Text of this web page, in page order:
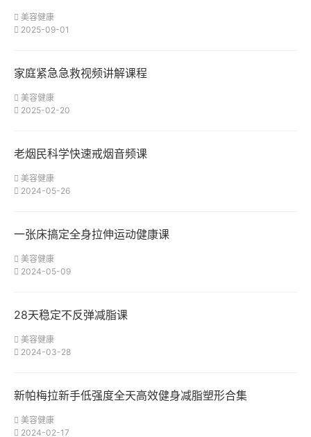
美容健康
2025-09-01
家庭紧急急救视频讲解课程
美容健康
2025-02-20
老烟民科学快速戒烟音频课
美容健康
2024-05-26
一张床搞定全身拉伸运动健康课
美容健康
2024-05-09
28天稳定不反弹减脂课
美容健康
2024-03-28
新帕梅拉新手低强度全天高效健身减脂塑形合集
美容健康
2024-02-17